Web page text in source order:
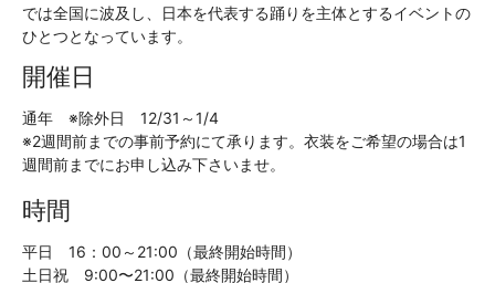
では全国に波及し、日本を代表する踊りを主体とするイベントの
ひとつとなっています。
開催日
通年 ※除外日 12/31～1/4
※2週間前までの事前予約にて承ります。衣装をご希望の場合は1
週間前までにお申し込み下さいませ。
時間
平日 16：00～21:00（最終開始時間）
土日祝 9:00〜21:00（最終開始時間）